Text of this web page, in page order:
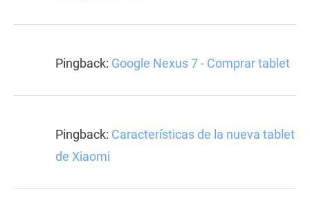
Pingback: Google Nexus 7 - Comprar tablet
Pingback: Características de la nueva tablet
de Xiaomi